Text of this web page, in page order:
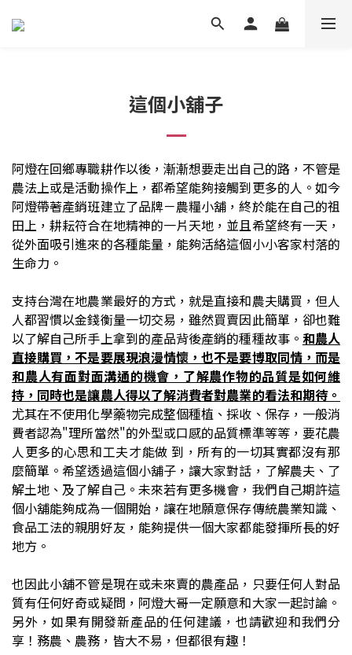
這個小舖子
阿燈在回鄉專職耕作以後，漸漸想要走出自己的路，不管是
農法上或是活動操作上，都希望能夠接觸到更多的人。如今
阿燈帶著產銷班建立了品牌－農糧小舖，終於能在自己的祖
田上，耕耘符合在地精神的一片天地，並且希望終有一天，
從外面吸引進來的各種能量，能夠活絡這個小小客家村落的
生命力。
支持台灣在地農業最好的方式，就是直接和農夫購買，但人
人都習慣以金錢衡量一切交易，雖然買賣因此簡單，卻也難
以了解自己所手上拿到的產品背後產銷的種種故事。 和農人
直接購買，不是要展現浪漫情懷，也不是要博取同情，而是
和農人有面對面溝通的機會，了解農作物的品質是如何維
持，同時也是讓農人得以了解消費者對農業的看法和期待。
尤其在不使用化學藥物完成整個種植、採收、保存，一般消
費者認為"理所當然"的外型或口感的品質標準等等，要花農
人更多的心思和工夫才能做 到，所有的一切其實都沒有那
麼簡單。希望透過這個小舖子，讓大家對話，了解農夫、了
解土地、及了解自己。未來若有更多機會，我們自己期許這
個小舖能夠成為一個開始，讓在地願意保存傳統農業知識、
食品工法的親朋好友，能夠提供一個大家都能發揮所長的好
地方。
也因此小舖不管是現在或未來賣的農產品，只要任何人對品
質有任何好奇或疑問，阿燈大哥一定願意和大家一起討論。
另外，如果有開發新產品的任何建議，也請歡迎和我們分
享！ 務農、農務，皆大不易，但都很有趣！